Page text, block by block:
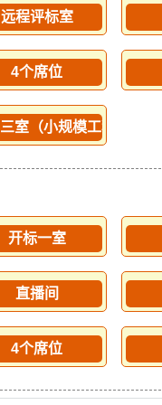
远程评标室
4个席位
室（小规模工程）
开标一室
直播间
4个席位